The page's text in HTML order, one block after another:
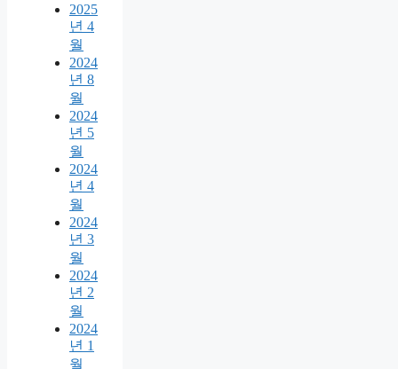
2025
년 4
월
2024
년 8
월
2024
년 5
월
2024
년 4
월
2024
년 3
월
2024
년 2
월
2024
년 1
월